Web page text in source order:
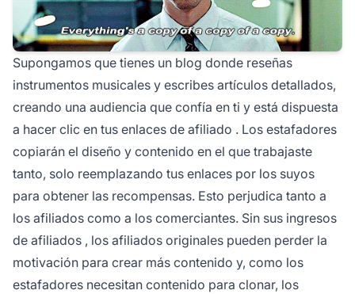
Supongamos que tienes un blog donde reseñas
instrumentos musicales y escribes artículos detallados,
creando una audiencia que confía en ti y está dispuesta
a hacer clic en tus enlaces de afiliado . Los estafadores
copiarán el diseño y contenido en el que trabajaste
tanto, solo reemplazando tus enlaces por los suyos
para obtener las recompensas. Esto perjudica tanto a
los afiliados como a los comerciantes. Sin sus ingresos
de afiliados , los afiliados originales pueden perder la
motivación para crear más contenido y, como los
estafadores necesitan contenido para clonar, los